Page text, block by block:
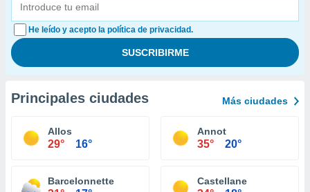
He leído y acepto la política de privacidad.
Principales ciudades Más ciudades
Allos
29° 16°
Annot
35° 20°
Barcelonnette Castellane